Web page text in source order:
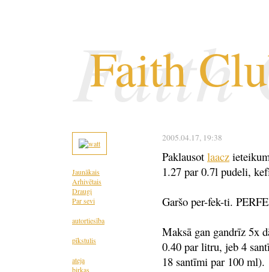
Faith
Faith
Jaunākais
Arhivētais
Draugi
Par sevi
autortiesība
pīkstulis
ateja
birkas
2005.04.17, 19:38
Paklausot laacz
1.27 par 0.7l pudeli,
Garšo per-fek-ti.
Maksā gan gandrīz 5x
0.40 par litru, jeb 4
18 santīmi par 100 ml).